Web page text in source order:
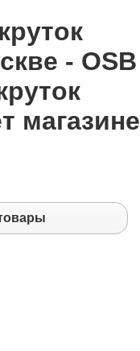
- OSB
магазине